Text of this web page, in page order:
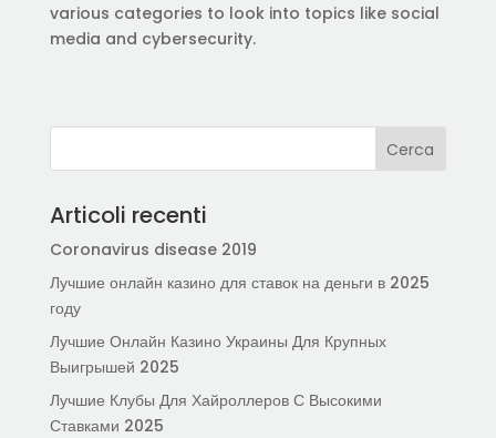
various categories to look into topics like social
media and cybersecurity.
Articoli recenti
Coronavirus disease 2019
Лучшие онлайн казино для ставок на деньги в 2025
году
Лучшие Онлайн Казино Украины Для Крупных
Выигрышей 2025
Лучшие Клубы Для Хайроллеров С Высокими
Ставками 2025